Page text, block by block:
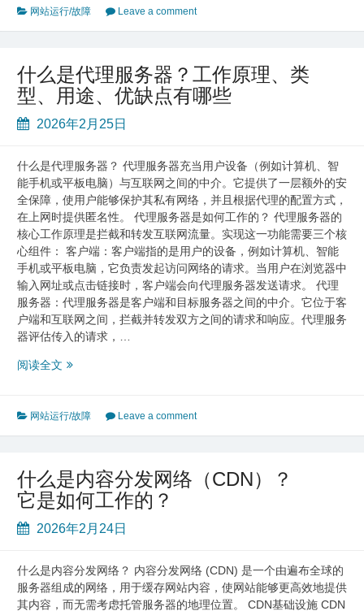
互
议
详
网站运行/故障 Leave a comment
什么是代理服务器？工作原理、类
型、用途、优缺点有哪些
2026年2月25日
什么是代理服务器？ 代理服务器充当用户设备（例如计算机、智
能手机或平板电脑）与互联网之间的中介。它提供了一层额外的安
全保障，使用户能够保护其私有网络，并且根据代理的配置方式，
在上网时提供匿名性。 代理服务器是如何工作的？ 代理服务器的
核心工作原理是拦截和转发互联网流量。实现这一功能需要三个核
心组件： 客户端：客户端指的是用户的设备，例如计算机、智能
手机或平板电脑，它负责发起访问网络的请求。当用户在浏览器中
输入网址或点击链接时，客户端会向代理服务器发送请求。 代理
服务器：代理服务器是客户端和目标服务器之间的中介。它位于客
户端和互联网之间，拦截并转发双方之间的请求和响应。代理服务
器评估传入的请求，…
阅读全文 什
代
器？
工
原
类
型、
用
网站运行/故障 Leave a comment
什么是内容分发网络（CDN）？
它是如何工作的？
2026年2月24日
什么是内容分发网络？ 内容分发网络 (CDN) 是一个由遍布全球的
服务器组成的网络，用于缓存网站内容，使网站能够更高效地提供
其内容，而无需考虑托管服务器的地理位置。 CDN基础设施 CDN